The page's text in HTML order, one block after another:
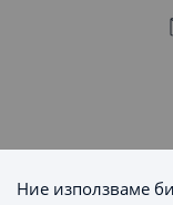
Ние използваме